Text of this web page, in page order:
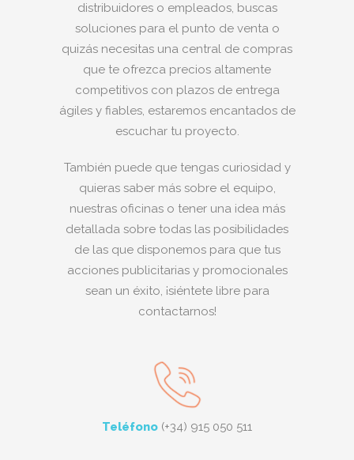
distribuidores o empleados, buscas
soluciones para el punto de venta o
quizás necesitas una central de compras
que te ofrezca precios altamente
competitivos con plazos de entrega
ágiles y fiables, estaremos encantados de
escuchar tu proyecto.
También puede que tengas curiosidad y
quieras saber más sobre el equipo,
nuestras oficinas o tener una idea más
detallada sobre todas las posibilidades
de las que disponemos para que tus
acciones publicitarias y promocionales
sean un éxito, ¡siéntete libre para
contactarnos!
Teléfono (+34) 915 050 511